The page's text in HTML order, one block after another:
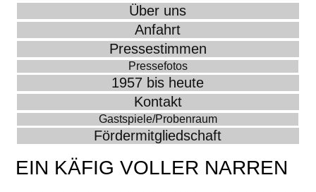
Über uns
Anfahrt
Pressestimmen
Pressefotos
1957 bis heute
Kontakt
Gastspiele/Probenraum
Fördermitgliedschaft
EIN KÄFIG VOLLER NARREN